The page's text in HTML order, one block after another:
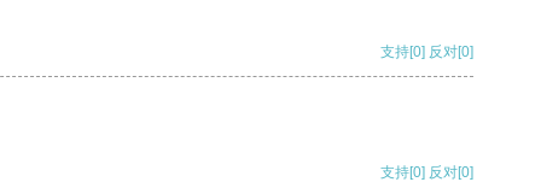
支持[0] 反对[0]
支持[0] 反对[0]